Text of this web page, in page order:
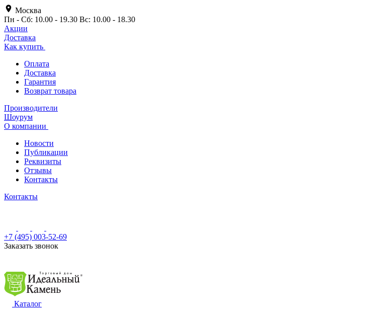
Москва
Пн - Сб: 10.00 - 19.30 Вс: 10.00 - 18.30
Акции
Доставка
Как купить
Оплата
Доставка
Гарантия
Возврат товара
Производители
Шоурум
О компании
Новости
Публикации
Реквизиты
Отзывы
Контакты
Контакты
+7 (495) 003-52-69
Заказать звонок
Каталог